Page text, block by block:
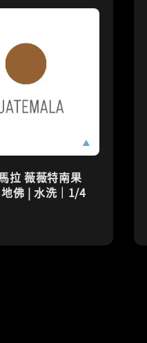
拉 薇薇特南果
佛 | 水洗｜1/4